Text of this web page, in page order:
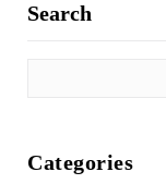
Search
Categories